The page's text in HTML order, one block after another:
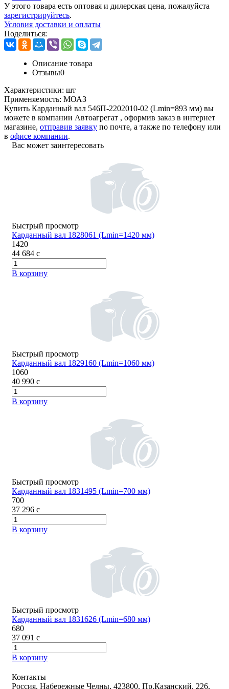
У этого товара есть оптовая и дилерская цена, пожалуйста
зарегистрируйтесь.
Условия доставки и оплаты
Поделиться:
Описание товара
Отзывы0
Характеристики: шт
Применяемость: МОАЗ
Купить Карданный вал 546П-2202010-02 (Lmin=893 мм) вы
можете в компании Автоагрегат , оформив заказ в интернет
магазине, отправив заявку по почте, а также по телефону или
в офисе компании.
Вас может заинтересовать
Быстрый просмотр
Карданный вал 1828061 (Lmin=1420 мм)
1420
44 684 c
В корзину
Быстрый просмотр
Карданный вал 1829160 (Lmin=1060 мм)
1060
40 990 c
В корзину
Быстрый просмотр
Карданный вал 1831495 (Lmin=700 мм)
700
37 296 c
В корзину
Быстрый просмотр
Карданный вал 1831626 (Lmin=680 мм)
680
37 091 c
В корзину
Контакты
Россия, Набережные Челны, 423800, Пр.Казанский, 226,